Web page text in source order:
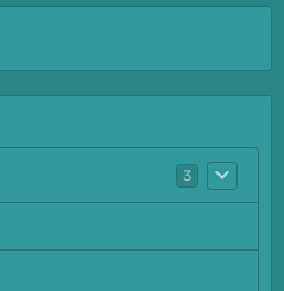
3